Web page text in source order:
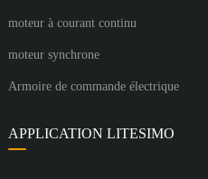
moteur à courant continu
moteur synchrone
Armoire de commande électrique
APPLICATION LITESIMO